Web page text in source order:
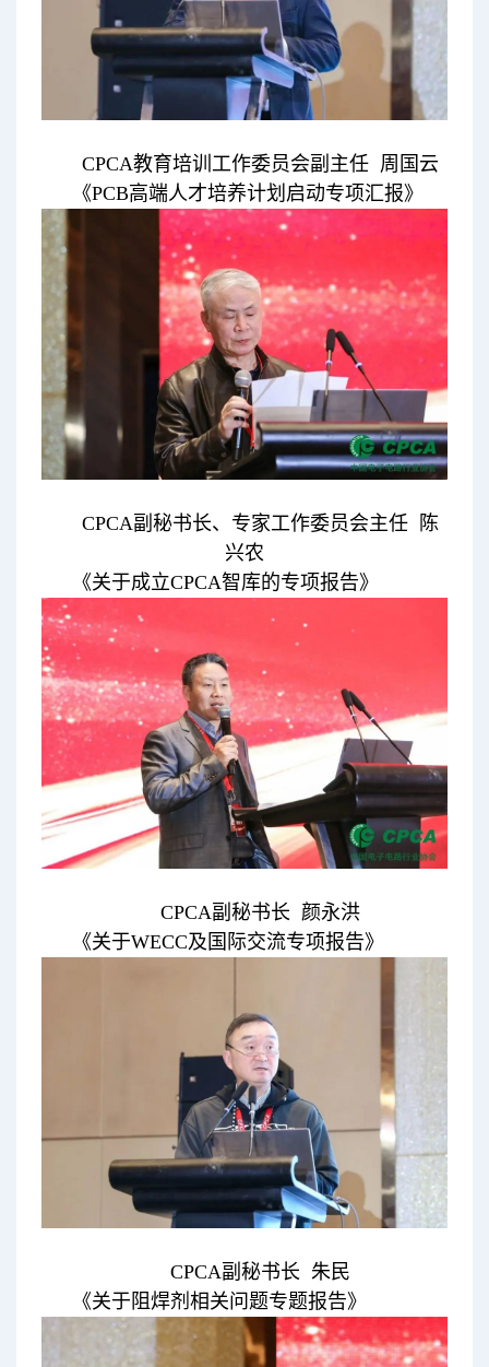
CPCA教育培训工作委员会副主任 周国云
《PCB高端人才培养计划启动专项汇报》
CPCA副秘书长、专家工作委员会主任 陈
兴农
《关于成立CPCA智库的专项报告》
CPCA副秘书长 颜永洪
《关于WECC及国际交流专项报告》
CPCA副秘书长 朱民
《关于阻焊剂相关问题专题报告》